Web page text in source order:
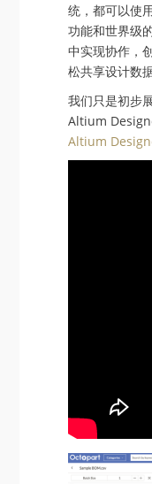
统，都可以使
功能和世界级
中实现协作，
松共享设计数
我们只是初步
Altium
Altium